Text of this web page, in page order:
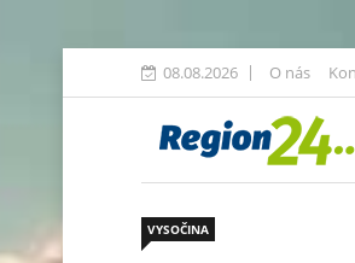
08.08.2026 O nás
VYSOČINA